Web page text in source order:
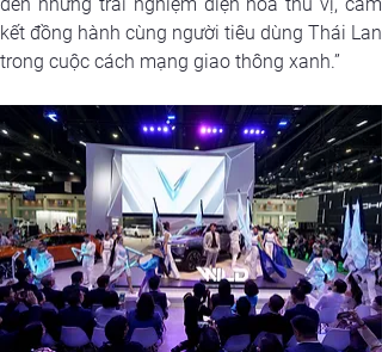
đến những trải nghiệm điện hóa thú vị, cam
kết đồng hành cùng người tiêu dùng Thái Lan
trong cuộc cách mạng giao thông xanh.”